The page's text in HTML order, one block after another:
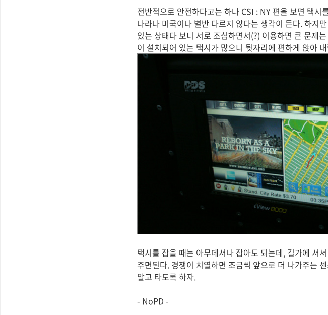
전반적으로 안전하다고는 하나 CSI : NY 편을 보면 택
나라나 미국이나 별반 다르지 않다는 생각이 든다. 하지
있는 상태다 보니 서로 조심하면서(?) 이용하면 큰 문제
이 설치되어 있는 택시가 많으니 뒷자리에 편하게 앉아
택시를 잡을 때는 아무데서나 잡아도 되는데, 길가에 서
주면된다. 경쟁이 치열하면 조금씩 앞으로 더 나가주는
말고 타도록 하자.
- NoPD -